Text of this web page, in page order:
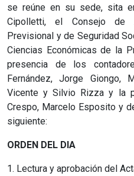
se reúne en su sede, sita
Cipolletti, el Consejo de
Previsional y de Seguridad
Ciencias Económicas de la
presencia de los
Fernández, Jorge Giongo,
Vicente y Silvio Rizza y la
Crespo, Marcelo Esposito y
siguiente:
ORDEN DEL DIA
1. Lectura y aprobación del